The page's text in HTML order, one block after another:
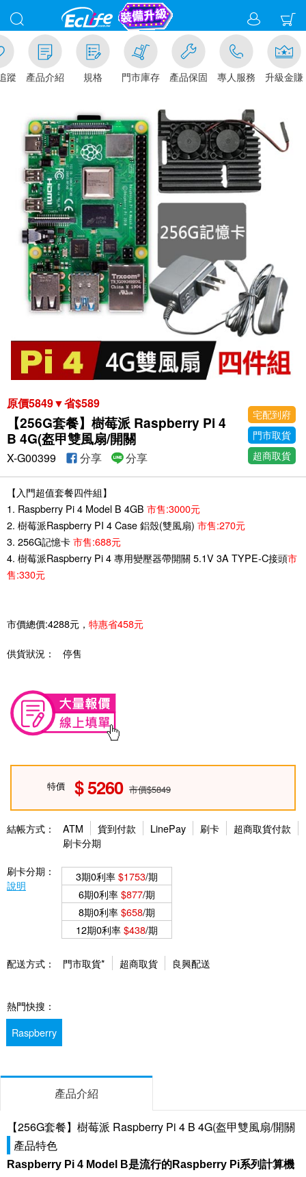
蹤 產品介紹 規格 門市庫存 產品保固 專人服務 升級金賺
原價5849▼省$589
【256G套餐】樹莓派 Raspberry Pi 4
B 4G(盔甲雙風扇/開關
宅配到府
門市取貨
超商取貨
X-G00399 分享 分享
【入門超值套餐四件組】
1. Raspberry Pi 4 Model B 4GB 市售:3000元
2. 樹莓派Raspberry PI 4 Case 鋁殼(雙風扇) 市售:270元
3. 256G記憶卡市售:688元
4. 樹莓派Raspberry Pi 4 專用變壓器帶開關 5.1V 3A TYPE-C接頭市
售:330元
市價總價:4288元， 特惠省458元
供貨狀況： 停售
特價 5260 市價$5849
結帳方式： ATM 貨到付款 LinePay 刷卡
超商取貨付款
刷卡分期
刷卡分期：
說明
3期0利率$1753/期
6期0利率$877/期
8期0利率$658/期
12期0利率$438/期
配送方式： 門市取貨* 超商取貨 良興配送
熱門快搜：
Raspberry
產品介紹
【256G套餐】樹莓派 Raspberry Pi 4 B 4G(盔甲雙風扇/開關
產品特色
Raspberry Pi 4 Model B是流行的Raspberry Pi系列計算機